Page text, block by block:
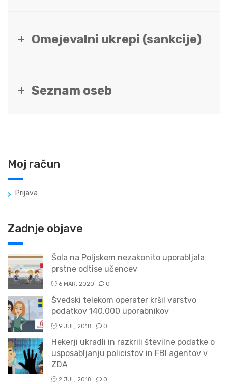
Omejevalni ukrepi (sankcije)
Seznam oseb
Moj račun
Prijava
Zadnje objave
Šola na Poljskem nezakonito uporabljala
prstne odtise učencev
6 MAR, 2020 0
Švedski telekom operater kršil varstvo
podatkov 140.000 uporabnikov
9 JUL, 2018 0
Hekerji ukradli in razkrili številne podatke o
usposabljanju policistov in FBI agentov v
ZDA
2 JUL, 2018 0